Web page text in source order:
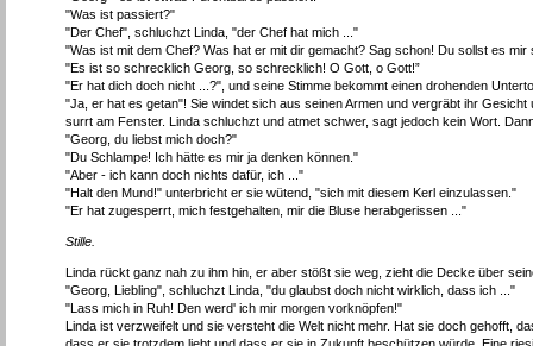
"Was ist passiert?"
"Der Chef", schluchzt Linda, "der Chef hat mich ..."
"Was ist mit dem Chef? Was hat er mit dir gemacht? Sag schon! Du sollst es mir
"Es ist so schrecklich Georg, so schrecklich! O Gott, o Gott!”
"Er hat dich doch nicht ...?", und seine Stimme bekommt einen drohenden
"Ja, er hat es getan"! Sie windet sich aus seinen Armen und vergräbt ihr
surrt am Fenster. Linda schluchzt und atmet schwer, sagt jedoch kein Wort.
"Georg, du liebst mich doch?"
"Du Schlampe! Ich hätte es mir ja denken können."
"Aber - ich kann doch nichts dafür, ich ..."
"Halt den Mund!" unterbricht er sie wütend, "sich mit diesem Kerl einzulassen."
"Er hat zugesperrt, mich festgehalten, mir die Bluse herabgerissen ..."
Stille.
Linda rückt ganz nah zu ihm hin, er aber stößt sie weg, zieht die Decke über
"Georg, Liebling", schluchzt Linda, "du glaubst doch nicht wirklich, dass ich ..."
"Lass mich in Ruh! Den werd' ich mir morgen vorknöpfen!"
Linda ist verzweifelt und sie versteht die Welt nicht mehr. Hat sie doch gehofft,